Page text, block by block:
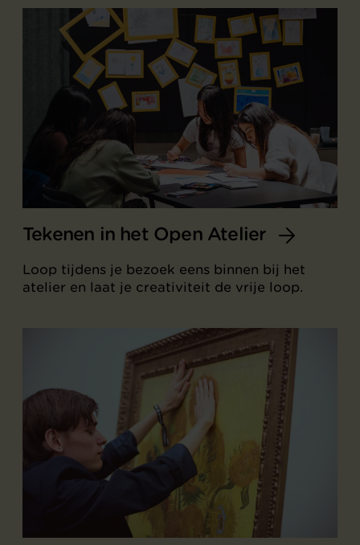
Tekenen in het Open Atelier
Loop tijdens je bezoek eens binnen bij het
atelier en laat je creativiteit de vrije loop.